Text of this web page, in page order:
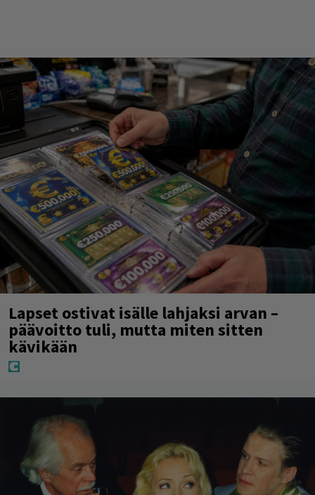
Lapset ostivat isälle lahjaksi arvan –
päävoitto tuli, mutta miten sitten
kävikään